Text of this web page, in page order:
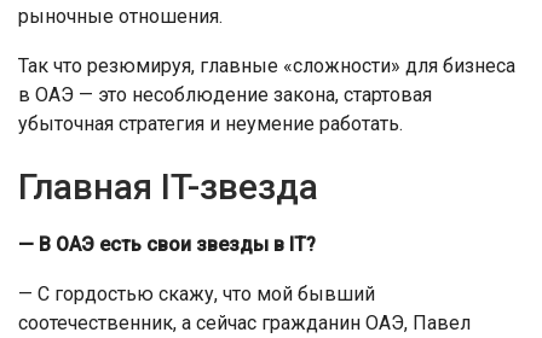
рыночные отношения.
Так что резюмируя, главные «сложности» для бизнеса
в ОАЭ — это несоблюдение закона, стартовая
убыточная стратегия и неумение работать.
Главная IT-звезда
— В ОАЭ есть свои звезды в IT?
— С гордостью скажу, что мой бывший
соотечественник, а сейчас гражданин ОАЭ, Павел